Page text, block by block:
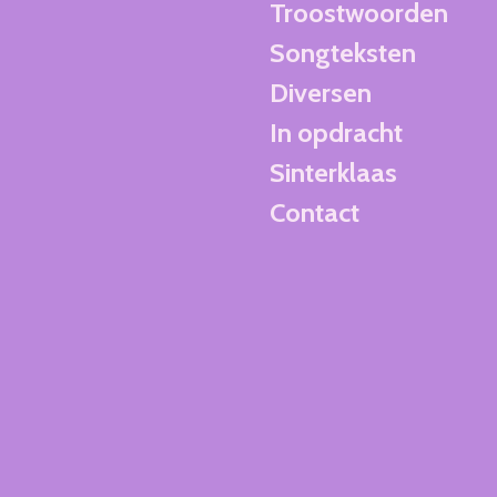
Troostwoorden
Songteksten
Diversen
In opdracht
Sinterklaas
Contact